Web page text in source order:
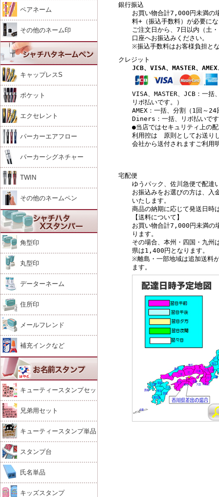
ペアネーム
その他のネーム印
キャップレスS
ポケット
エクセレント
パーカーエアフロー
パーカーシグネチャー
TWIN
その他のネームペン
角型印
丸型印
データーネーム
住所印
メールフレンド
補充インクなど
キューティースタンプセッ
ト 兄弟用セット
キューティースタンプ単品
スタンプ台
氏名単品
キッズスタンプ
銀行振込
お買い物合計7,000円未満の
料+（振込手数料） が必要に
ご注文日から、7日以内（土
口座へお振込みください。
※振込手数料はお客様負担と
クレジット
JCB、VISA、MASTER、
VISA、MASTER、JCB：一括
リボ払いです。）
AMEX：一括、分割（1回～
Diners：一括、リボ払いで
●当店ではセキュリティ上の
利用控は 原則としてお送り
会社から送付されますご利用
宅配便
ゆうパック、佐川急便で配達
お振込みをお選びの方は、入
いたします。
商品の納期に応じて発送日時
【送料について】
お買い物合計7,000円未満の
ります。
その場合、本州・四国・九州
県は1,400円となります。
※離島・一部地域は追加送料
ます。